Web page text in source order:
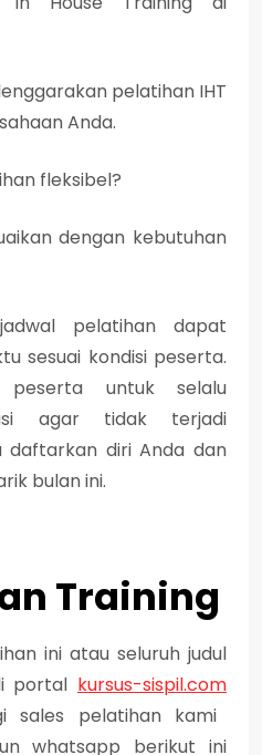
pelatihan IHT
Anda.
fleksibel?
dengan kebutuhan
pelatihan dapat
sesuai kondisi peserta.
peserta untuk selalu
agar tidak terjadi
daftarkan diri Anda dan
bulan ini.
Training
ini atau seluruh judul
portal kursus-sispil.com
sales pelatihan kami
whatsapp berikut ini